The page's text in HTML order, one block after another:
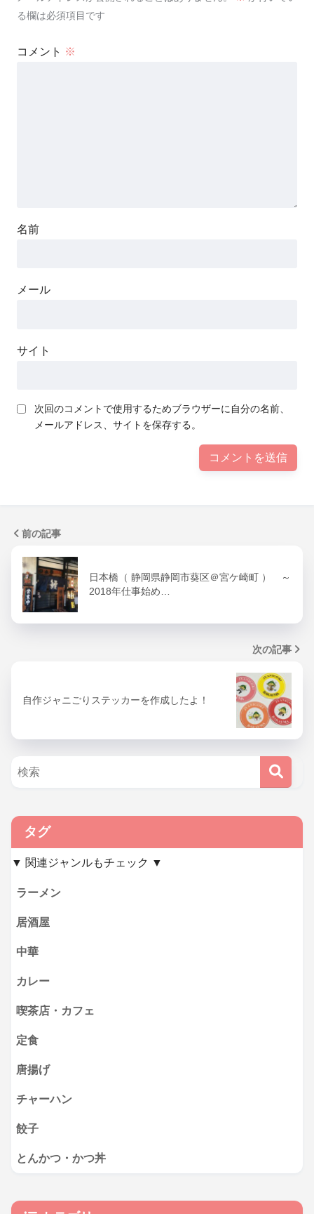
る欄は必須項目です
コメント ※
名前
メール
サイト
次回のコメントで使用するためブラウザーに自分の名前、
メールアドレス、サイトを保存する。
前の記事
日本橋（ 静岡県静岡市葵区＠宮ケ崎町 ） ～
2018年仕事始め…
次の記事
自作ジャニごりステッカーを作成したよ！
タグ
▼ 関連ジャンルもチェック ▼
ラーメン
居酒屋
中華
カレー
喫茶店・カフェ
定食
唐揚げ
チャーハン
餃子
とんかつ・かつ丼